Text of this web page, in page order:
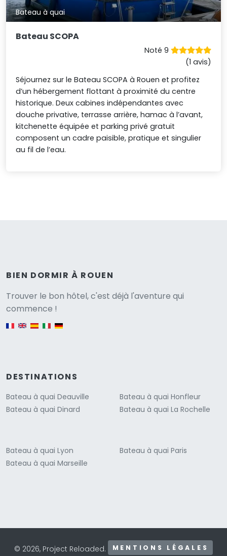
Bateau à quai
Bateau SCOPA
Noté 9
(1 avis)
Séjournez sur le Bateau SCOPA à Rouen et profitez
d’un hébergement flottant à proximité du centre
historique. Deux cabines indépendantes avec
douche privative, terrasse arrière, hamac à l’avant,
kitchenette équipée et parking privé gratuit
composent un cadre paisible, pratique et singulier
au fil de l’eau.
BIEN DORMIR À ROUEN
Trouver le bon hôtel, c'est déjà l'aventure qui
commence !
DESTINATIONS
Bateau à quai Deauville
Bateau à quai Dinard
Bateau à quai Honfleur
Bateau à quai La Rochelle
Bateau à quai Lyon
Bateau à quai Marseille
Bateau à quai Paris
© 2026, Project Reloaded. MENTIONS LÉGALES